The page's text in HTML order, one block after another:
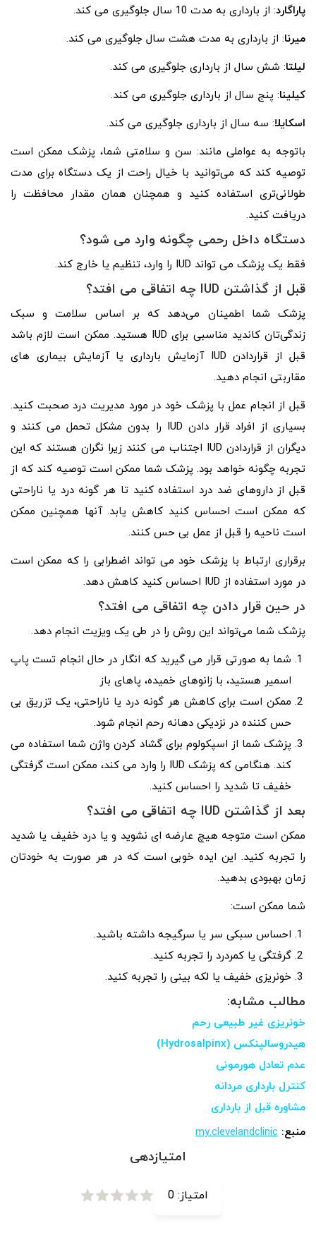
پاراگارد: از بارداری به مدت 10 سال جلوگیری می کند.
میرنا: از بارداری به مدت هشت سال جلوگیری می کند.
لیلتا: شش سال از بارداری جلوگیری می کند.
کیلینا: پنج سال از بارداری جلوگیری می کند.
اسکایلا: سه سال از بارداری جلوگیری می کند.
باتوجه به عواملی مانند: سن و سلامتی شما، پزشک ممکن است
توصیه کند که می‌توانید با خیال راحت از یک دستگاه برای مدت
طولانی‌تری استفاده کنید و همچنان همان مقدار محافظت را
دریافت کنید.
دستگاه داخل رحمی چگونه وارد می شود؟
فقط یک پزشک می تواند IUD را وارد، تنظیم یا خارج کند.
قبل از گذاشتن IUD چه اتفاقی می افتد؟
پزشک شما اطمینان می‌دهد که بر اساس سلامت و سبک
زندگی‌تان کاندید مناسبی برای IUD هستید. ممکن است لازم باشد
قبل از قراردادن IUD آزمایش بارداری یا آزمایش بیماری های
مقاربتی انجام دهید.
قبل از انجام عمل با پزشک خود در مورد مدیریت درد صحبت کنید.
بسیاری از افراد قرار دادن IUD را بدون مشکل تحمل می کنند و
دیگران از قراردادن IUD اجتناب می کنند زیرا نگران هستند که این
تجربه چگونه خواهد بود. پزشک شما ممکن است توصیه کند که از
قبل از داروهای ضد درد استفاده کنید تا هر گونه درد یا ناراحتی
که ممکن است احساس کنید کاهش یابد. آنها همچنین ممکن
است ناحیه را قبل از عمل بی حس کنند.
برقراری ارتباط با پزشک خود می تواند اضطرابی را که ممکن است
در مورد استفاده از IUD احساس کنید کاهش دهد.
در حین قرار دادن چه اتفاقی می افتد؟
پزشک شما می‌تواند این روش را در طی یک ویزیت انجام دهد.
شما به صورتی قرار می گیرید که انگار در حال انجام تست پاپ
اسمیر هستید، با زانوهای خمیده، پاهای باز
ممکن است برای کاهش هر گونه درد یا ناراحتی، یک تزریق بی
حس کننده در نزدیکی دهانه رحم انجام شود.
پزشک شما از اسپکولوم برای گشاد کردن واژن شما استفاده می
کند. هنگامی که پزشک IUD را وارد می کند، ممکن است گرفتگی
خفیف تا شدید را احساس کنید.
بعد از گذاشتن IUD چه اتفاقی می افتد؟
ممکن است متوجه هیچ عارضه ای نشوید و یا درد خفیف یا شدید
را تجربه کنید. این ایده خوبی است که در هر صورت به خودتان
زمان بهبودی بدهید.
شما ممکن است:
احساس سبکی سر یا سرگیجه داشته باشید.
گرفتگی یا کمردرد را تجربه کنید.
خونریزی خفیف یا لکه بینی را تجربه کنید.
مطالب مشابه:
خونریزی غیر طبیعی رحم
هیدروسالپنکس (Hydrosalpinx)
عدم تعادل هورمونی
کنترل بارداری مردانه
مشاوره قبل از بارداری
منبع: my.clevelandclinic
امتیازدهی
امتیاز: 0